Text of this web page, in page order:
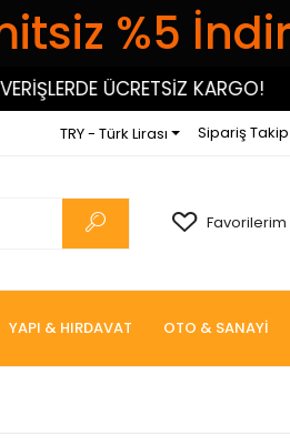
%5
ÜCRETSİZ KARGO!
TRY - Türk Lirası Sipariş Takip
Favorilerim
YAPI & HIRDAVAT OTO & SANAYİ